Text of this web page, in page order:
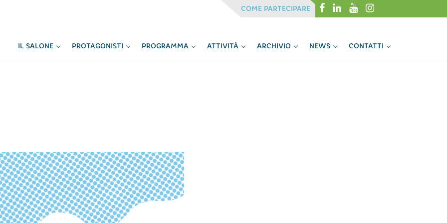
Menu
COME PARTECIPARE Menu
IL SALONE PROTAGONISTI PROGRAMMA ATTIVITÀ ARCHIVIO NEWS CONTATTI